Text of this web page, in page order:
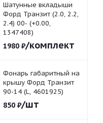
Шатунные вкладыши
Форд Транзит (2.0, 2.2,
2.4) 00- (+0.00,
1347408)
1980₽/комплект
Фонарь габаритный на
крышу Форд Транзит
90-14 (L, 4601925)
850₽/шт